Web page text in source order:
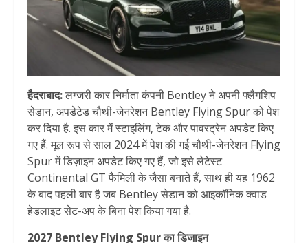
हैदराबाद:लग्जरी कार निर्माता कंपनी Bentley ने अपनी फ्लैगशिप
सेडान, अपडेटेड चौथी-जेनरेशन Bentley Flying Spur को पेश
कर दिया है. इस कार में स्टाइलिंग, टेक और पावरट्रेन अपडेट किए
गए हैं. मूल रूप से साल 2024 में पेश की गई चौथी-जेनरेशन Flying
Spur में डिज़ाइन अपडेट किए गए हैं, जो इसे लेटेस्ट
Continental GT फैमिली के जैसा बनाते हैं, साथ ही यह 1962
के बाद पहली बार है जब Bentley सेडान को आइकॉनिक क्वाड
हेडलाइट सेट-अप के बिना पेश किया गया है.
2027 Bentley Flying Spur का डिजाइन